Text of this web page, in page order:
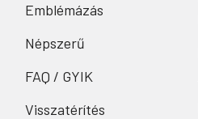
Emblémázás
Népszerű
FAQ / GYIK
Visszatérítés